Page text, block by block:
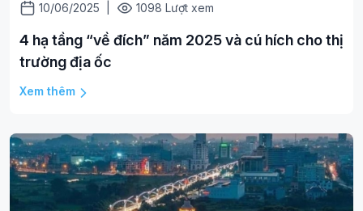
10/06/2025 1098 Lượt xem
4 hạ tầng “về đích” năm 2025 và cú hích cho thị
trường địa ốc
Xem thêm